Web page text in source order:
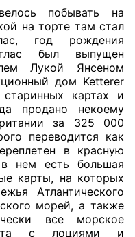
побывать на
на торте там стал
год рождения
был выпущен
Лукой Янсеном
дом Ketterer
старинных картах и
продано некоему
за 325 000
переводится как
в красную
нем есть большая
карты, на которых
Атлантического
морей, а также
все морское
с лоциями и